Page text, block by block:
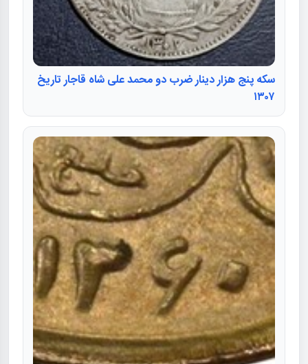
سکه پنج هزار دینار ضرب دو محمد علی شاه قاجار تاریخ
۱۳۰۷